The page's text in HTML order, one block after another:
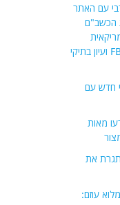
עם האתר
חדירת הכשב"ם
שעורר גל אנטישמיות והפריצה למחשבי ה-FBI ועיון בתיקי
חדש עם
מאות
את
עוזם: